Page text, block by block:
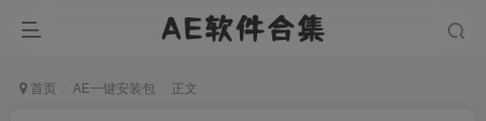
首页 AE一键安装包 正文